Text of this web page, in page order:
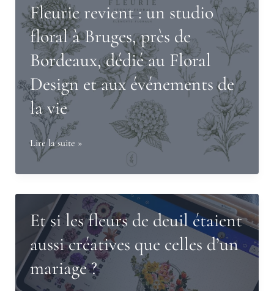
Fleurie revient : un studio
floral à Bruges, près de
Bordeaux, dédié au Floral
Design et aux événements de
la vie
Fleurie
revient
:
un
studio
floral
à
Bruges,
près
Lire la suite »
Et si les fleurs de deuil étaient
aussi créatives que celles d’un
mariage ?